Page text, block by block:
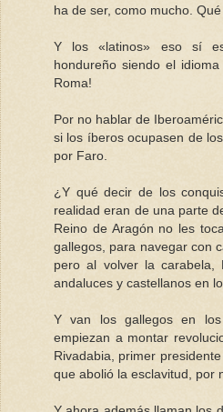
ha de ser, como mucho.
Y los «latinos» eso sí
hondureño siendo el
Roma!
Por no hablar de
si los íberos ocupasen de
por Faro.
¿Y qué decir de los
realidad eran de una parte
Reino de Aragón no les
gallegos, para navegar con
pero al volver la carabela,
andaluces y castellanos en
Y van los gallegos en
empiezan a montar
Rivadabia, primer
que abolió la esclavitud, por